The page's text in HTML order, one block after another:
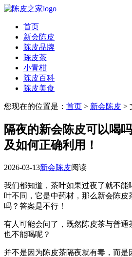
首页
新会陈皮
陈皮品牌
陈皮茶
小青柑
陈皮百科
陈皮美食
您现在的位置是： 首页 > 新会陈皮 >
隔夜的新会陈皮可以喝
及如何正确利用！
2026-03-13新会陈皮阅读
我们都知道，茶叶如果过夜了就不能
叶不同，它是中药材，那么新会陈皮
吗？答案是不行！
有人可能会问了，既然陈皮茶与普通
也不能喝呢？
并不是因为陈皮茶隔夜就有毒，而是